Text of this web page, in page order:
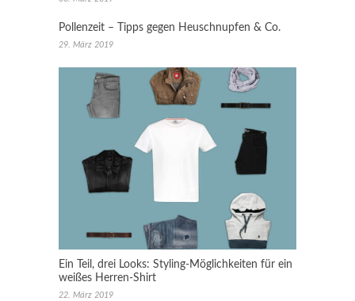
Pollenzeit – Tipps gegen Heuschnupfen & Co.
29. März 2019
Ein Teil, drei Looks: Styling-Möglichkeiten für ein
weißes Herren-Shirt
22. März 2019